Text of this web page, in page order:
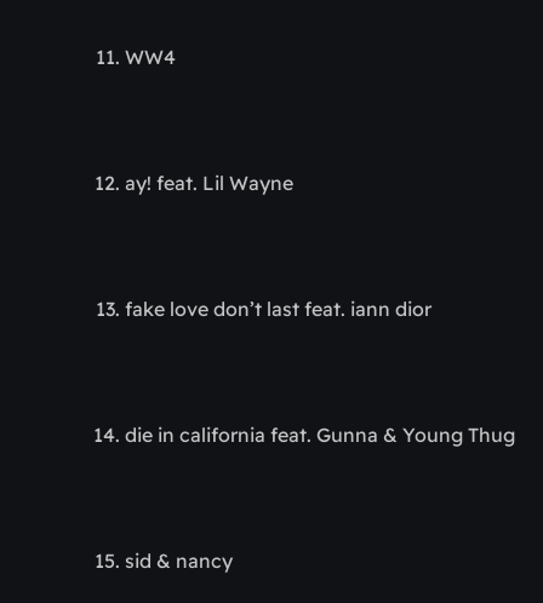
WW4
ay! feat. Lil Wayne
fake love don’t last feat. iann dior
die in california feat. Gunna & Young Thug
sid & nancy